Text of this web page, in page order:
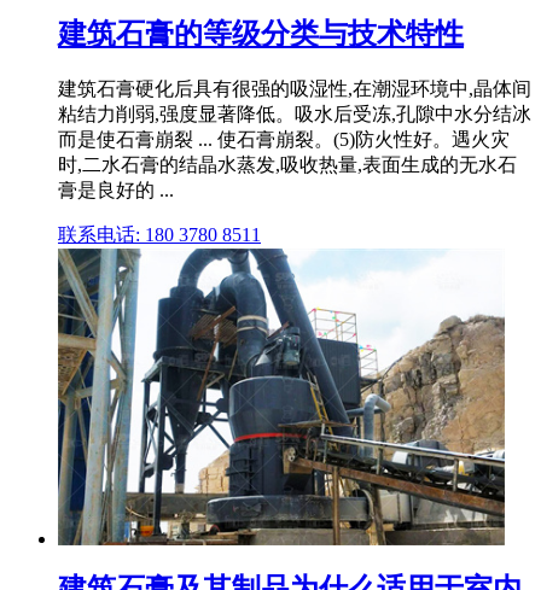
建筑石膏的等级分类与技术特性
建筑石膏硬化后具有很强的吸湿性,在潮湿环境中,晶体间
粘结力削弱,强度显著降低。吸水后受冻,孔隙中水分结冰
而是使石膏崩裂 ... 使石膏崩裂。(5)防火性好。遇火灾
时,二水石膏的结晶水蒸发,吸收热量,表面生成的无水石
膏是良好的 ...
联系电话: 180 3780 8511